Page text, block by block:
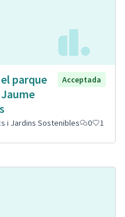
parque
Acceptada
i Jardins Sostenibles 0 1